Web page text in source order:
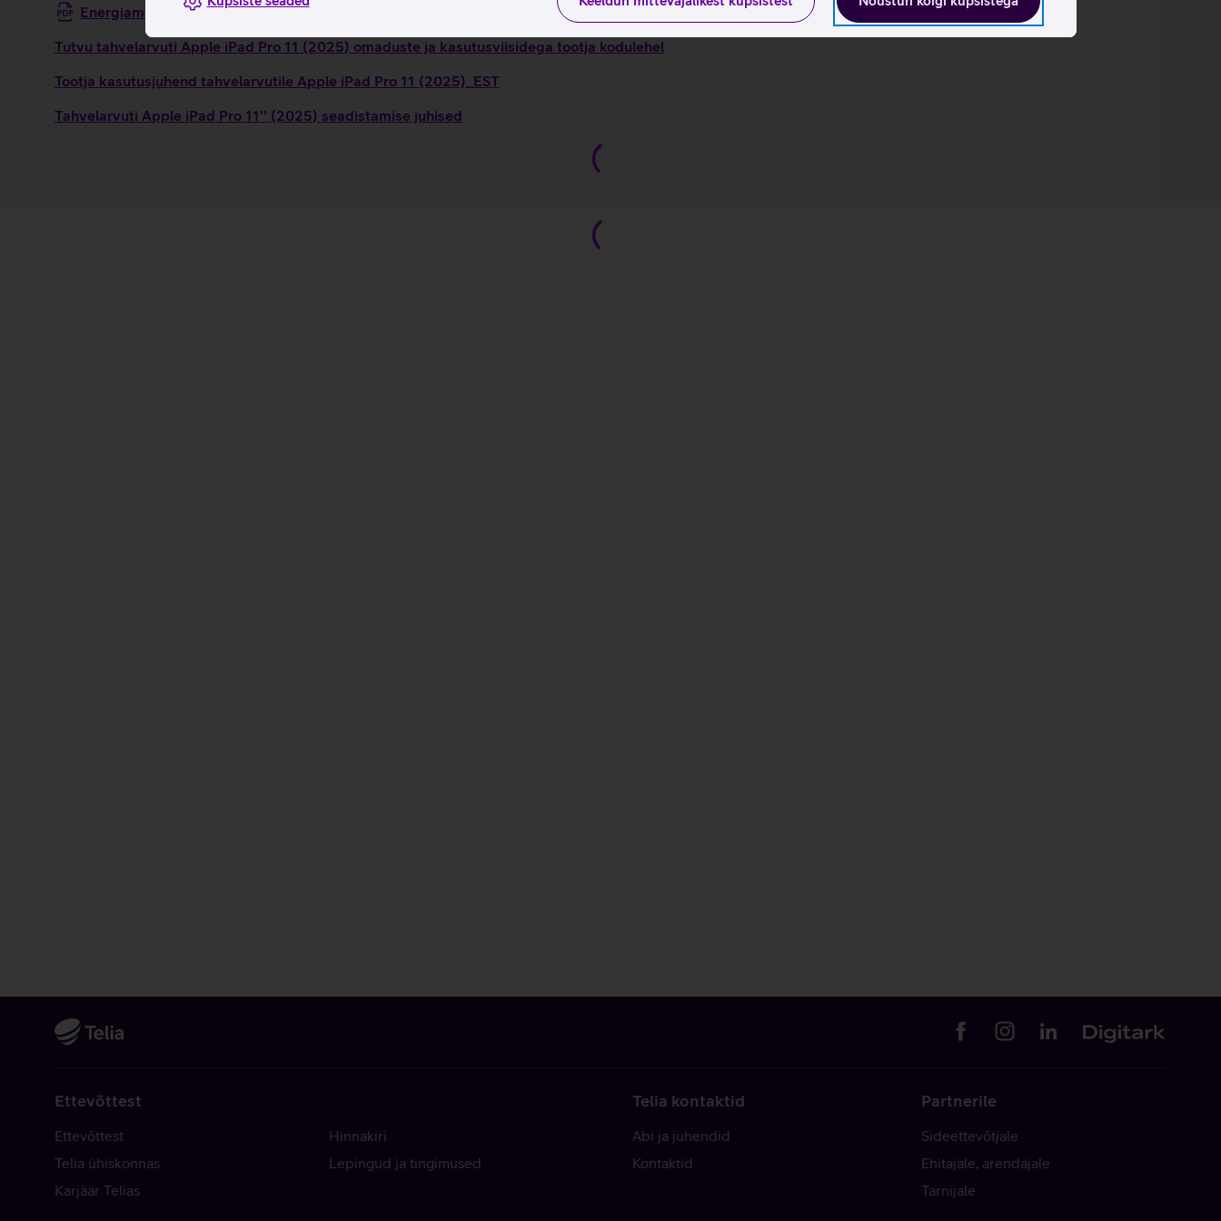
Energiamärgis
Tutvu tahvelarvuti Apple iPad Pro 11 (2025) omaduste ja kasutusviisidega tootja kodulehel
Tootja kasutusjuhend tahvelarvutile Apple iPad Pro 11 (2025)_EST
Tahvelarvuti Apple iPad Pro 11'' (2025) seadistamise juhised
Ettevõttest
Ettevõttest
Telia ühiskonnas
Karjäär Telias
Hinnakiri
Lepingud ja tingimused
Telia kontaktid
Abi ja juhendid
Kontaktid
Partnerile
Sideettevõtjale
Ehitajale, arendajale
Tarnijale